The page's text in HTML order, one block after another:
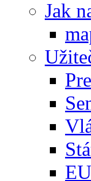
Jak
EU